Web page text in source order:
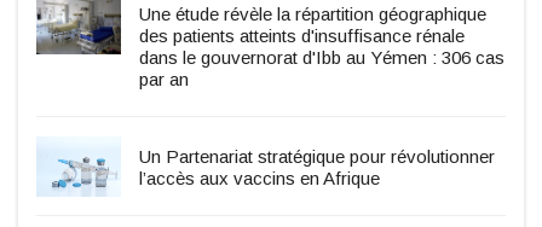
Une étude révèle la répartition géographique
des patients atteints d'insuffisance rénale
dans le gouvernorat d'Ibb au Yémen : 306 cas
par an
Un Partenariat stratégique pour révolutionner
l’accès aux vaccins en Afrique